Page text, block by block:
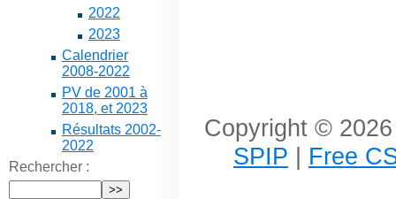
2022
2023
Calendrier
2008-2022
PV de 2001 à
2018, et 2023
Résultats 2002-
2022
Rechercher :
Copyright ©
SPIP | Free